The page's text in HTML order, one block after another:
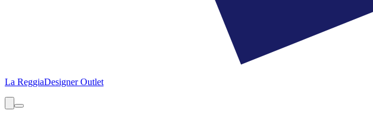
La ReggiaDesigner Outlet